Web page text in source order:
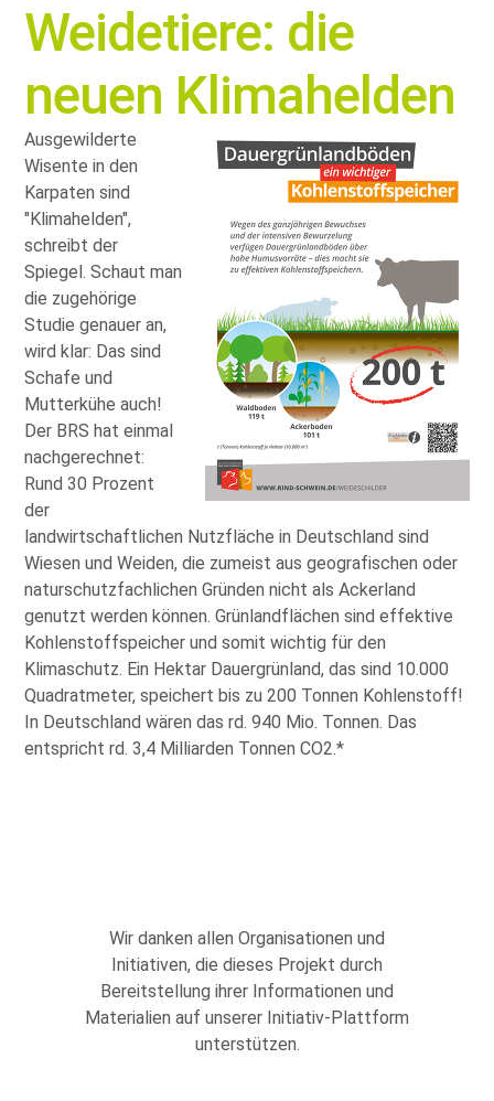
Weidetiere: die
neuen Klimahelden
Ausgewilderte
Wisente in den
Karpaten sind
Klimahelden ,
schreibt der
Spiegel. Schaut man
die zugehörige
Studie genauer an,
wird klar: Das sind
Schafe und
Mutterkühe auch!
Der BRS hat einmal
nachgerechnet:
Rund 30 Prozent
der
landwirtschaftlichen Nutzfläche in Deutschland sind
Wiesen und Weiden, die zumeist aus geografischen oder
naturschutzfachlichen Gründen nicht als Ackerland
genutzt werden können. Grünlandflächen sind effektive
Kohlenstoffspeicher und somit wichtig für den
Klimaschutz. Ein Hektar Dauergrünland, das sind 10.000
Quadratmeter, speichert bis zu 200 Tonnen Kohlenstoff!
In Deutschland wären das rd. 940 Mio. Tonnen. Das
entspricht rd. 3,4 Milliarden Tonnen CO2.*
Wir danken allen Organisationen und
Initiativen, die dieses Projekt durch
Bereitstellung ihrer Informationen und
Materialien auf unserer Initiativ-Plattform
unterstützen.